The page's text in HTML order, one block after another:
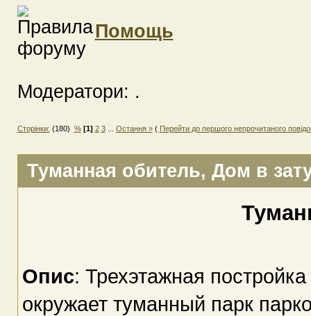
Помощь
Модератори: .
Сторінки: (180) % [1] 2 3... Остання »( Перейти до першого непрочитаного
Туманная обитель, Дом в
Опис: Трехэтажная
окружает туманный парк